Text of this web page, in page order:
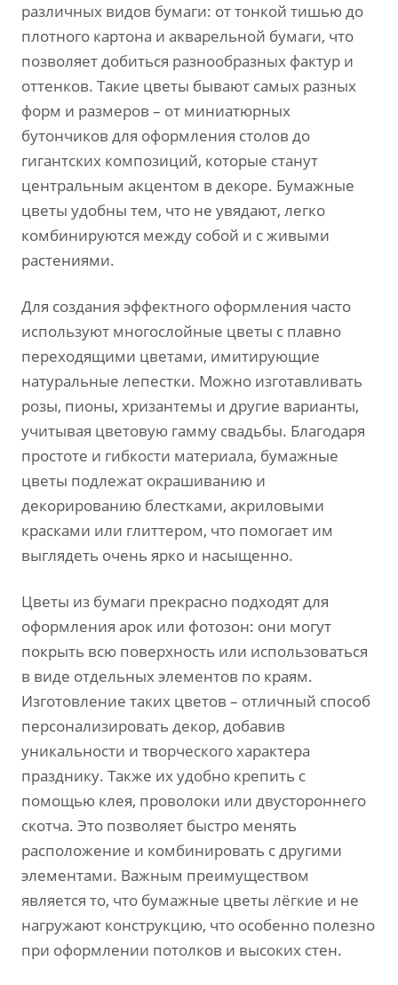
различных видов бумаги: от тонкой тишью до
плотного картона и акварельной бумаги, что
позволяет добиться разнообразных фактур и
оттенков. Такие цветы бывают самых разных
форм и размеров – от миниатюрных
бутончиков для оформления столов до
гигантских композиций, которые станут
центральным акцентом в декоре. Бумажные
цветы удобны тем, что не увядают, легко
комбинируются между собой и с живыми
растениями.
Для создания эффектного оформления часто
используют многослойные цветы с плавно
переходящими цветами, имитирующие
натуральные лепестки. Можно изготавливать
розы, пионы, хризантемы и другие варианты,
учитывая цветовую гамму свадьбы. Благодаря
простоте и гибкости материала, бумажные
цветы подлежат окрашиванию и
декорированию блестками, акриловыми
красками или глиттером, что помогает им
выглядеть очень ярко и насыщенно.
Цветы из бумаги прекрасно подходят для
оформления арок или фотозон: они могут
покрыть всю поверхность или использоваться
в виде отдельных элементов по краям.
Изготовление таких цветов – отличный способ
персонализировать декор, добавив
уникальности и творческого характера
празднику. Также их удобно крепить с
помощью клея, проволоки или двустороннего
скотча. Это позволяет быстро менять
расположение и комбинировать с другими
элементами. Важным преимуществом
является то, что бумажные цветы лёгкие и не
нагружают конструкцию, что особенно полезно
при оформлении потолков и высоких стен.